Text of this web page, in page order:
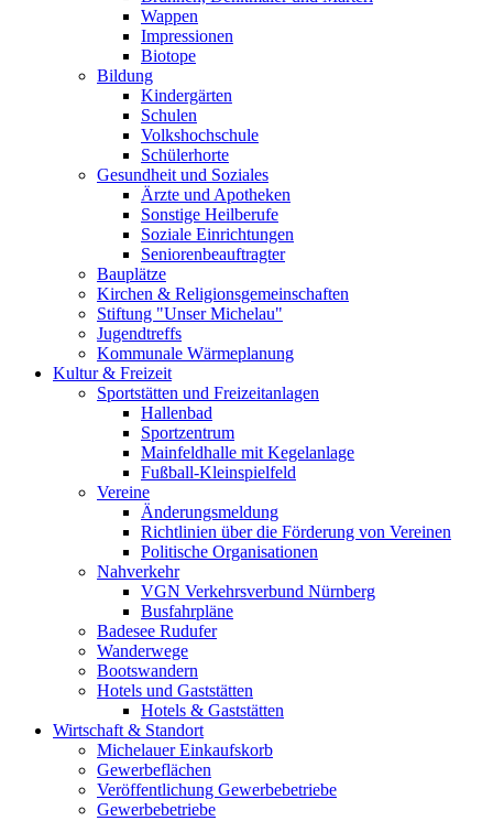
Wappen
Impressionen
Biotope
Bildung
Kindergärten
Schulen
Volkshochschule
Schülerhorte
Gesundheit und Soziales
Ärzte und Apotheken
Sonstige Heilberufe
Soziale Einrichtungen
Seniorenbeauftragter
Bauplätze
Kirchen & Religionsgemeinschaften
Stiftung "Unser Michelau"
Jugendtreffs
Kommunale Wärmeplanung
Kultur & Freizeit
Sportstätten und Freizeitanlagen
Hallenbad
Sportzentrum
Mainfeldhalle mit Kegelanlage
Fußball-Kleinspielfeld
Vereine
Änderungsmeldung
Richtlinien über die Förderung von Vereinen
Politische Organisationen
Nahverkehr
VGN Verkehrsverbund Nürnberg
Busfahrpläne
Badesee Rudufer
Wanderwege
Bootswandern
Hotels und Gaststätten
Hotels & Gaststätten
Wirtschaft & Standort
Michelauer Einkaufskorb
Gewerbeflächen
Veröffentlichung Gewerbebetriebe
Gewerbebetriebe